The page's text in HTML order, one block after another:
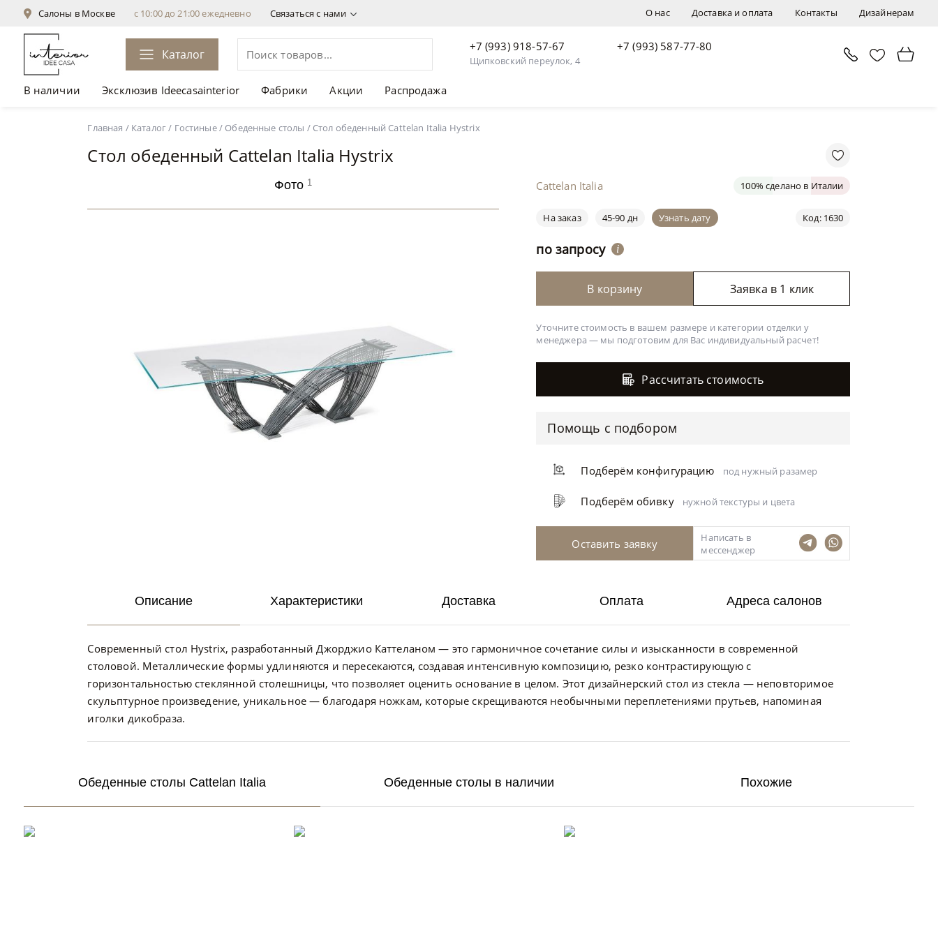
О нас Доставка и оплата Контакты Дизайнерам
Салоны в Москве с 10:00 до 21:00 ежедневно Связаться с нами
Каталог
+7 (993) 918-57-67
Щипковский переулок, 4
+7 (993) 587-77-80
В наличии Эксклюзив Ideecasainterior Фабрики Акции Распродажа
Главная / Каталог/ Гостиные/ Обеденные столы / Стол обеденный Cattelan Italia Hystrix
Стол обеденный Cattelan Italia Hystrix
Фото 1 Cattelan Italia 100% сделано в Италии
Код: 1630
На заказ 45-90 дн Узнать дату
по запросу i
В корзину Заявка в 1 клик
Уточните стоимость в вашем размере и категории отделки у
менеджера — мы подготовим для Вас индивидуальный расчет!
Рассчитать стоимость
Помощь с подбором
Подберём конфигурацию под нужный разамер
Подберём обивку нужной текстуры и цвета
Оставить заявку
Написать в
мессенджер
Описание
Современный стол Hystrix, разработанный Джорджио Каттеланом — это гармоничное сочетание силы и изысканности в современной
столовой. Металлические формы удлиняются и пересекаются, создавая интенсивную композицию, резко контрастирующую с
горизонтальностью стеклянной столешницы, что позволяет оценить основание в целом. Этот дизайнерский стол из стекла — неповторимое
скульптурное произведение, уникальное — благодаря ножкам, которые скрещиваются необычными переплетениями прутьев, напоминая
иголки дикобраза.
Характеристики Доставка Оплата Адреса салонов
Обеденные столы Cattelan Italia Обеденные столы в наличии Похожие